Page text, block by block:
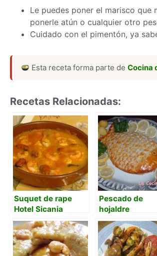
Le puedes poner el marisco que
ponerle atún o cualquier otro
Cuidado con el pimentón, ya
Esta receta forma parte deCocina
Recetas Relacionadas:
Suquet de rape
Hotel Sicania
Pescado de
hojaldre